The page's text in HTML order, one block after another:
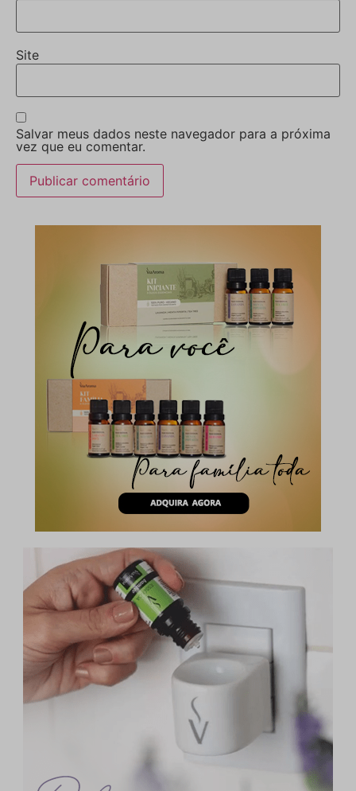
Site
Salvar meus dados neste navegador para a próxima
vez que eu comentar.